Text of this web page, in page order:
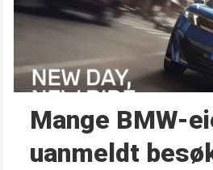
Mange BMW-
uanmeldt